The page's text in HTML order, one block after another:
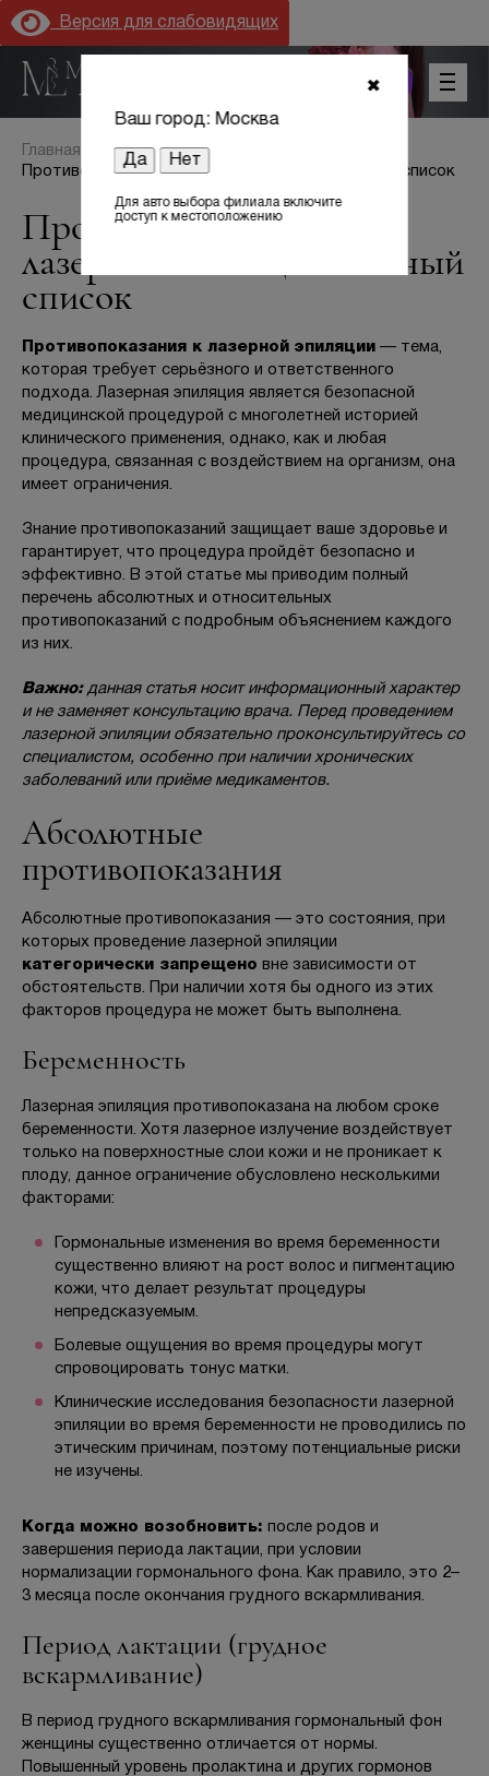
Версия для слабовидящих
Цены
Отзывы
Вопрос-ответ
Оборудование
Лицензии
+7 (800) 301 17 54
Москва , Тверская
5,0
ул. Петровка, 26, стр. 3
пн-вс: 10:00-22:00
ПРОЙТИ ТЕСТ
БЕСПЛАТНАЯ КОНСУЛЬТАЦИЯ
Главная
Блог
Противопоказания к лазерной эпиляции: полный список
Противопоказания к
лазерной эпиляции: полный
список
Противопоказания к лазерной эпиляции — тема,
которая требует серьёзного и ответственного
подхода. Лазерная эпиляция является безопасной
медицинской процедурой с многолетней историей
клинического применения, однако, как и любая
процедура, связанная с воздействием на организм, она
имеет ограничения.
Знание противопоказаний защищает ваше здоровье и
гарантирует, что процедура пройдёт безопасно и
эффективно. В этой статье мы приводим полный
перечень абсолютных и относительных
противопоказаний с подробным объяснением каждого
из них.
Важно:данная статья носит информационный характер
и не заменяет консультацию врача. Перед проведением
лазерной эпиляции обязательно проконсультируйтесь со
специалистом, особенно при наличии хронических
заболеваний или приёме медикаментов.
Абсолютные
противопоказания
Абсолютные противопоказания — это состояния, при
которых проведение лазерной эпиляции
категорически запрещено вне зависимости от
обстоятельств. При наличии хотя бы одного из этих
факторов процедура не может быть выполнена.
Беременность
Лазерная эпиляция противопоказана на любом сроке
беременности. Хотя лазерное излучение воздействует
только на поверхностные слои кожи и не проникает к
плоду, данное ограничение обусловлено несколькими
факторами:
Гормональные изменения во время беременности
существенно влияют на рост волос и пигментацию
кожи, что делает результат процедуры
непредсказуемым.
Болевые ощущения во время процедуры могут
спровоцировать тонус матки.
Клинические исследования безопасности лазерной
эпиляции во время беременности не проводились по
этическим причинам, поэтому потенциальные риски
не изучены.
Когда можно возобновить: после родов и
завершения периода лактации, при условии
нормализации гормонального фона. Как правило, это 2–
3 месяца после окончания грудного вскармливания.
Период лактации (грудное
вскармливание)
В период грудного вскармливания гормональный фон
женщины существенно отличается от нормы.
Повышенный уровень пролактина и других гормонов
✖
Ваш город: Москва
Да Нет
Для авто выбора филиала включите
доступ к местоположению